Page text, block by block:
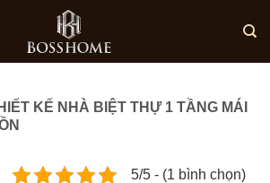
KẾ NHÀ BIỆT THỰ 1 TẦNG MÁI
5/5 - (1 bình chọn)